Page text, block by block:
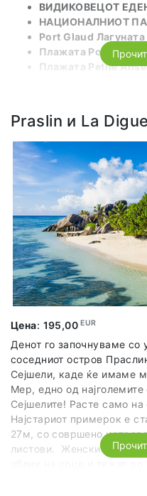
ВИДИКОВЕЦОТ
НАЦИОНАЛНИОТ
Port Glaud Лагуната
Плажата Port
Плажата Petite Anse
Praslin и La Digue
Цена: 195,00EUR
Денот го започнуваме
соседниот остров
Сејшели, каде ќе имаме
Мер, едно од
Сејшелите! Расте само
Најстариот примерок е
27м, со совршено
листови. Женските